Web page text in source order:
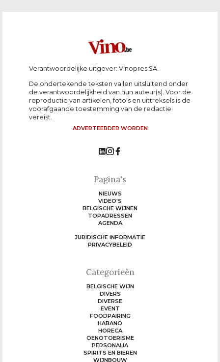
Verantwoordelijke uitgever: Vinopres SA.
De ondertekende teksten vallen uitsluitend onder
de verantwoordelijkheid van hun auteur(s). Voor de
reproductie van artikelen, foto's en uittreksels is de
voorafgaande toestemming van de redactie
vereist.
ADVERTEERDER WORDEN
Categorieën
BELGISCHE WIJN
DIVERS
DIVERSE
EVENT
FOODPAIRING
HABANO
HORECA
OENOTOERISME
PERSONALIA
SPIRITS EN BIEREN
WIJNBOUW
Pagina's
NIEUWS
VIDEO'S
BELGISCHE WIJNEN
TOPADRESSEN
AGENDA
JURIDISCHE INFORMATIE
PRIVACYBELEID